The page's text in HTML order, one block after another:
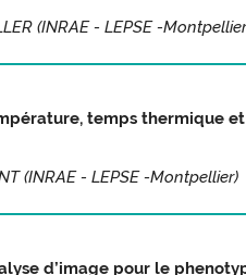
(INRAE - LEPSE -
temps thermique
(INRAE - LEPSE -Montpellier)
d’image pour le